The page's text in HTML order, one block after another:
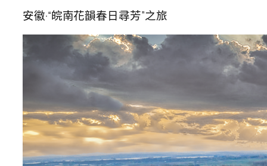
安徽·“皖南花韻春日尋芳”之旅